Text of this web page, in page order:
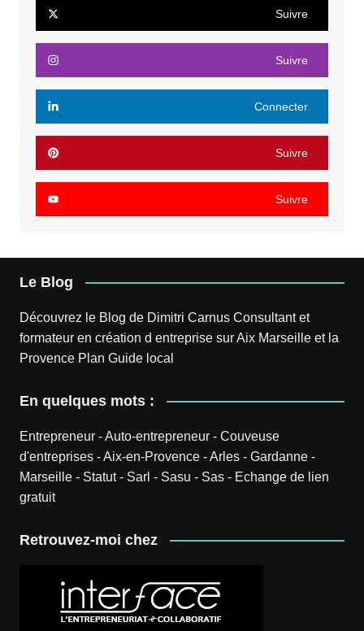
Suivre
Suivre
Connecter
Suivre
Suivre
Le Blog
Découvrez le Blog de Dimitri CarnusConsultant et
formateur en création d entreprise sur Aix Marseille et la
Provence Plan Guide local
En quelques mots :
Entrepreneur-Auto-entrepreneur- Couveuse
d'entreprises-Aix-en-Provence-Arles- Gardanne-
Marseille- Statut- Sarl - Sasu - Sas- Echange de lien
gratuit
Retrouvez-moi chez